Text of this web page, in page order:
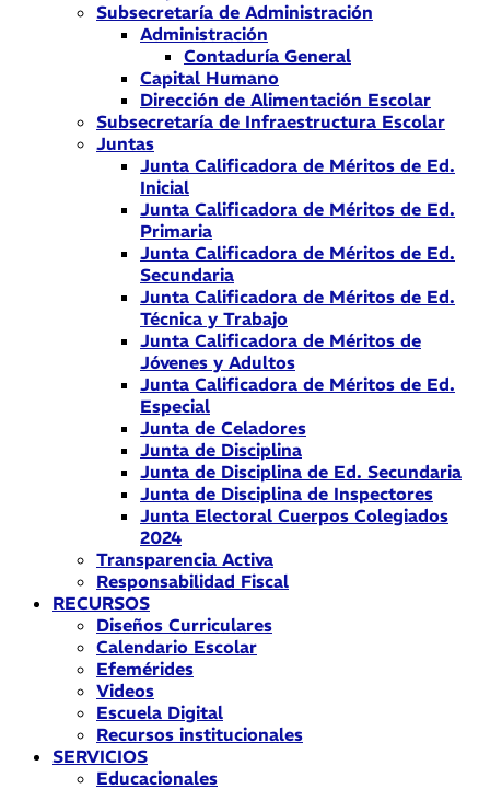
Subsecretaría de Administración
Administración
Contaduría General
Capital Humano
Dirección de Alimentación Escolar
Subsecretaría de Infraestructura Escolar
Juntas
Junta Calificadora de Méritos de Ed.
Inicial
Junta Calificadora de Méritos de Ed.
Primaria
Junta Calificadora de Méritos de Ed.
Secundaria
Junta Calificadora de Méritos de Ed.
Técnica y Trabajo
Junta Calificadora de Méritos de
Jóvenes y Adultos
Junta Calificadora de Méritos de Ed.
Especial
Junta de Celadores
Junta de Disciplina
Junta de Disciplina de Ed. Secundaria
Junta de Disciplina de Inspectores
Junta Electoral Cuerpos Colegiados
2024
Transparencia Activa
Responsabilidad Fiscal
RECURSOS
Diseños Curriculares
Calendario Escolar
Efemérides
Videos
Escuela Digital
Recursos institucionales
SERVICIOS
Educacionales